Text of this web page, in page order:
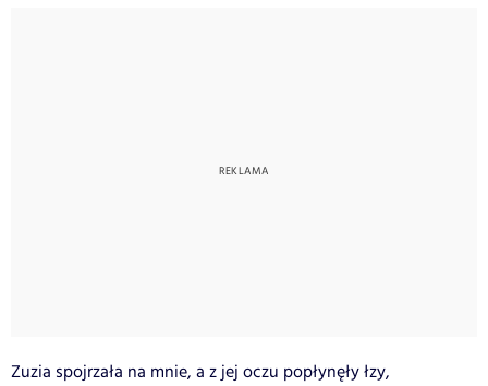
Zuzia spojrzała na mnie, a z jej oczu popłynęły łzy,